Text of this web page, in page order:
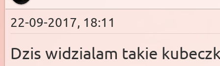
22-09-2017, 18:11
Dzis widzialam takie